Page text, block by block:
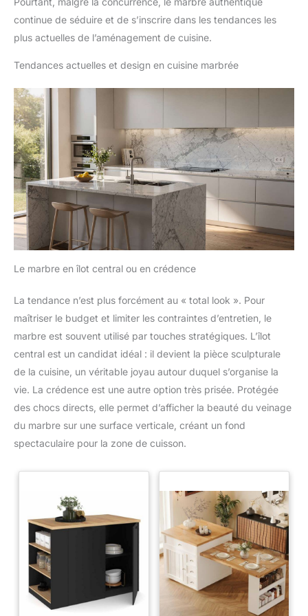
continue de séduire et de s’inscrire dans les tendances les
plus actuelles de l’aménagement de cuisine.
Tendances actuelles et design en cuisine marbrée
Le marbre en îlot central ou en crédence
La tendance n’est plus forcément au « total look ». Pour
maîtriser le budget et limiter les contraintes d’entretien, le
marbre est souvent utilisé par touches stratégiques. L’îlot
central est un candidat idéal : il devient la pièce sculpturale
de la cuisine, un véritable joyau autour duquel s’organise la
vie. La crédence est une autre option très prisée. Protégée
des chocs directs, elle permet d’afficher la beauté du veinage
du marbre sur une surface verticale, créant un fond
spectaculaire pour la zone de cuisson.